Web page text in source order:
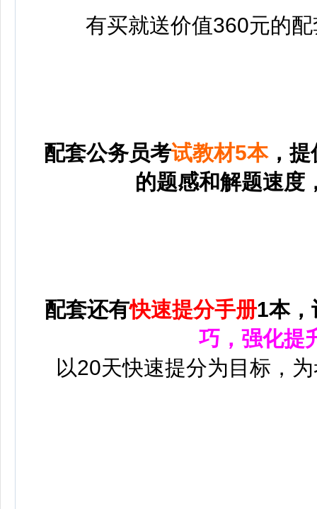
有买就送价值360元的
配套公务员考试教材5本，提
的题感和解题速度
配套还有快速提分手册1本，
巧，强化提
以20天快速提分为目标，